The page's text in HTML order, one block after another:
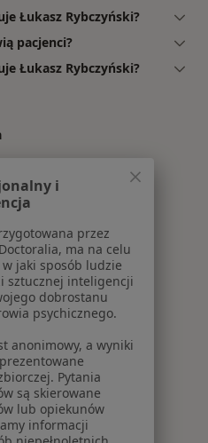
Łukasz Rybczyński?
pacjenci?
Łukasz Rybczyński?
W pobliżu Zielonej Góry
i
przez
ma na celu
jaki sposób ludzie
sztucznej inteligencji
dobrostanu
psychicznego.
anonimowy, a wyniki
Pytania
są skierowane
lub opiekunów
informacji